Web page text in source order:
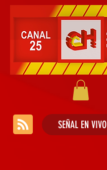
SEÑAL EN VIVO